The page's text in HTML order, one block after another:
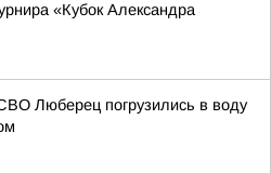
«Кубок Александра
Люберец погрузились в воду